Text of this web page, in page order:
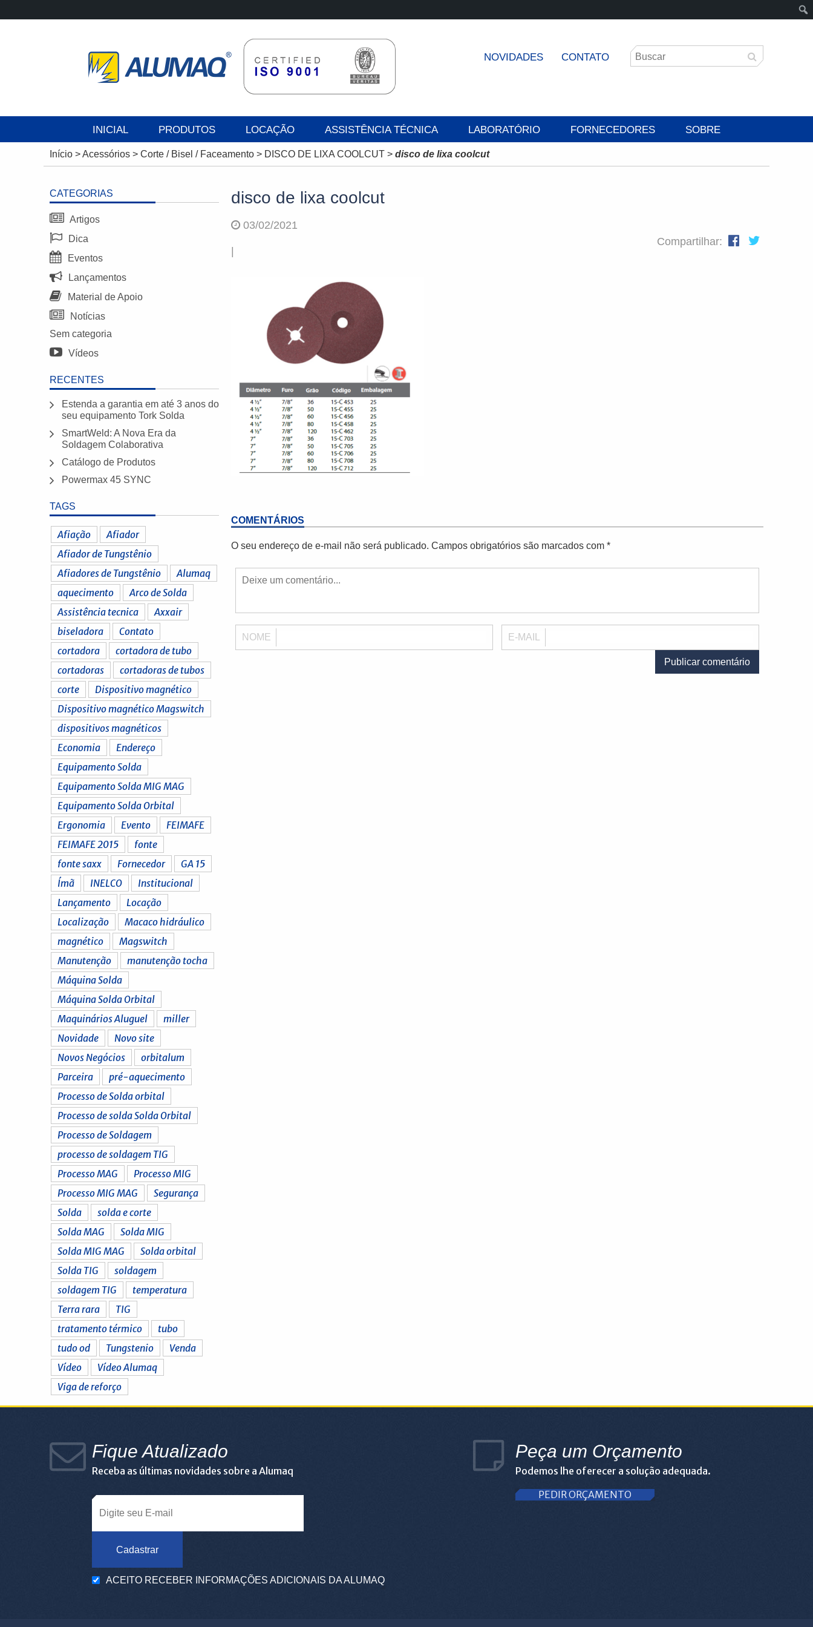
NOVIDADES CONTATO
INICIAL PRODUTOS LOCAÇÃO ASSISTÊNCIA TÉCNICA LABORATÓRIO FORNECEDORES SOBRE
Início >Acessórios > Corte / Bisel / Faceamento > DISCO DE LIXA COOLCUT > disco de lixa coolcut
CATEGORIAS
Artigos
Dica
Eventos
Lançamentos
Material de Apoio
Notícias
Sem categoria
Vídeos
RECENTES
Estenda a garantia em até 3 anos do
seu equipamento Tork Solda
SmartWeld: A Nova Era da
Soldagem Colaborativa
Catálogo de Produtos
Powermax 45 SYNC
TAGS
Afiação
Afiador
Afiador de Tungstênio
Afiadores de Tungstênio
Alumaq
aquecimento
Arco de Solda
Assistência tecnica
Axxair
biseladora
Contato
cortadora
cortadora de tubo
cortadoras
cortadoras de tubos
corte
Dispositivo magnético
Dispositivo magnético Magswitch
dispositivos magnéticos
Economia
Endereço
Equipamento Solda
Equipamento Solda MIG MAG
Equipamento Solda Orbital
Ergonomia
Evento
FEIMAFE
FEIMAFE 2015
fonte
fonte saxx
Fornecedor
GA 15
Ímã
INELCO
Institucional
Lançamento
Locação
Localização
Macaco hidráulico
magnético
Magswitch
Manutenção
manutenção tocha
Máquina Solda
Máquina Solda Orbital
Maquinários Aluguel
miller
Novidade
Novo site
Novos Negócios
orbitalum
Parceira
pré-aquecimento
Processo de Solda orbital
Processo de solda Solda Orbital
Processo de Soldagem
processo de soldagem TIG
Processo MAG
Processo MIG
Processo MIG MAG
Segurança
Solda
solda e corte
Solda MAG
Solda MIG
Solda MIG MAG
Solda orbital
Solda TIG
soldagem
soldagem TIG
temperatura
Terra rara
TIG
tratamento térmico
tubo
tudo od
Tungstenio
Venda
Vídeo
Vídeo Alumaq
Viga de reforço
disco de lixa coolcut
03/02/2021
Compartilhar:
COMENTÁRIOS
O seu endereço de e-mail não será publicado. Campos obrigatórios são marcados com *
NOME E-MAIL
Fique Atualizado
Receba as últimas novidades sobre a Alumaq
Cadastrar
ACEITO RECEBER INFORMAÇÕES ADICIONAIS DA ALUMAQ
Peça um Orçamento
Podemos lhe oferecer a solução adequada.
PEDIR ORÇAMENTO